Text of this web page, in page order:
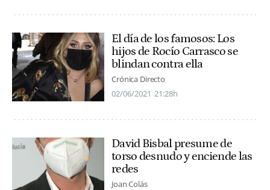
El día de los famosos: Los
hijos de Rocío Carrasco se
blindan contra ella
Crónica Directo
02/06/2021 21:28h
David Bisbal presume de
torso desnudo y enciende las
redes
Joan Colás